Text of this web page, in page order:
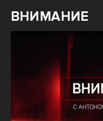
ВНИМАНИЕ